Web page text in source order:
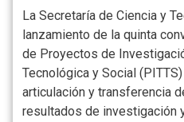
La Secretaría de Ciencia y
lanzamiento de la quinta
de Proyectos de
Tecnológica y Social
articulación y transferencia
resultados de investigación